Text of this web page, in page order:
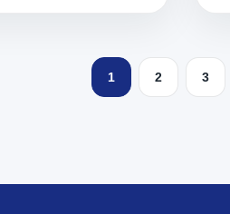
1 2 3